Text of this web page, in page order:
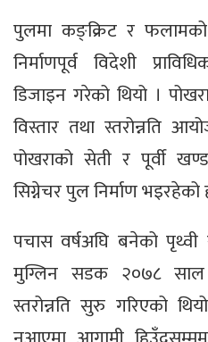
पुलमा कङ्क्रिट र
निर्माणपूर्व विदेशी
डिजाइन गरेको थियो ।
विस्तार तथा स्तरोन्नति
पोखराको सेती र पूर्वी
सिग्नेचर पुल निर्माण भइरहेको
पचास वर्षअघि बनेको पृथ्वी
मुग्लिन सडक २०७८ साल
स्तरोन्नति सुरु गरिएको